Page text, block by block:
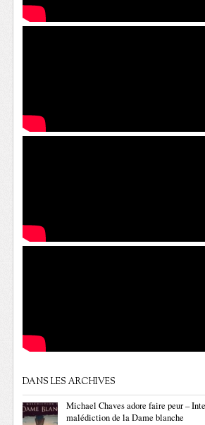
DANS LES ARCHIVES
Michael Chaves adore faire peur –
malédiction de la Dame blanche